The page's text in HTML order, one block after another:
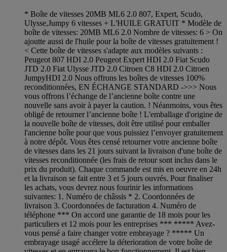
* Boîte de vitesses 20MB ML6 2.0 807, Expert, Scudo,
Ulysse,Jumpy 6 vitesses + L'HUILE GRATUIT * Modèle de
boîte de vitesses: 20MB ML6 2.0 Nombre de vitesses: 6 > On
ajoutte aussi de l'huile pour la boîte de vitesses gratuitement !
< Cette boîte de vitesses s'adapte aux modèles suivants :
Peugeot 807 HDI 2.0 Peugeot Expert HDI 2.0 Fiat Scudo
JTD 2.0 Fiat Ulysse JTD 2.0 Citroen C8 HDI 2.0 Citroen
JumpyHDI 2.0 Nous offrons les boîtes de vitesses 100%
reconditionnées, EN ÉCHANGE STANDARD ->>> Nous
vous offrons l’échange de l’ancienne boîte contre une
nouvelle sans avoir à payer la caution. ! Néanmoins, vous êtes
obligé de retourner l’ancienne boîte ! L'emballage d'origine de
la nouvelle boîte de vitesses, doit être utilisé pour emballer
l'ancienne boîte pour que vous puissiez l’envoyer gratuitement
à notre dépôt. Vous êtes censé retourner votre ancienne boîte
de vitesses dans les 21 jours suivant la livraison d'une boîte de
vitesses reconditionnée (les frais de retour sont inclus dans le
prix du produit). Chaque commande est mis en oeuvre en 24h
et la livraison se fait entre 3 et 5 jours ouvrés. Pour finaliser
les achats, vous devrez nous fourinir les informations
suivantes: 1. Numéro de châssis * 2. Coordonnées de
livraison 3. Coordonnées de facturation 4. Numéro de
téléphone *** On accord une garantie de 18 mois pour les
particuliers et 12 mois pour les entreprises *** ***** Avez-
vous pensé a faire changer votre embrayage ? ***** Un
embrayage usagé accélere la déterioration de votre boîte de